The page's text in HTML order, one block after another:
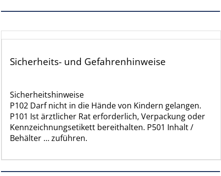
Sicherheits- und Gefahrenhinweise
Sicherheitshinweise
P102 Darf nicht in die Hände von Kindern gelangen.
P101 Ist ärztlicher Rat erforderlich, Verpackung oder
Kennzeichnungsetikett bereithalten. P501 Inhalt /
Behälter … zuführen.